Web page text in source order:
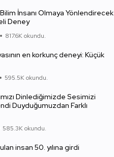
İnsanı Olmaya Yönlendirecek
Deney
817.6K okundu.
en korkunç deneyi: Küçük
595.5K okundu.
Dinlediğimizde Sesimizi
Duyduğumuzdan Farklı
585.3K okundu.
insan 50. yılına girdi